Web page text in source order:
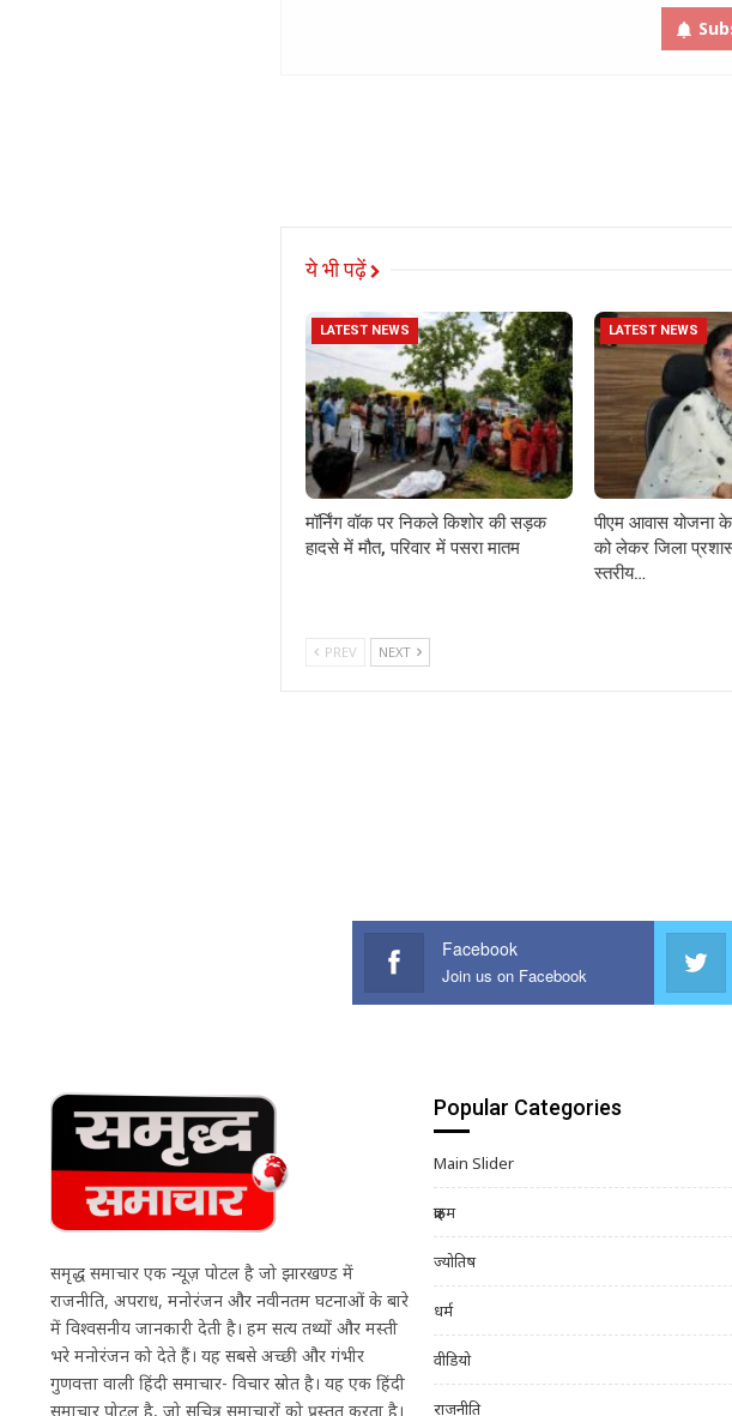
ये भी पढ़ें
LATEST NEWS
मॉर्निंग वॉक पर निकले किशोर की सड़क
हादसे में मौत, परिवार में पसरा मातम
LATEST NEWS
पीएम आवास योजना
को लेकर जिला
स्तरीय…
PREV NEXT
Facebook
Join us on Facebook
समृद्ध समाचार एक न्यूज़ पोर्टल है जो झारखण्ड में
राजनीति, अपराध, मनोरंजन और नवीनतम घटनाओं के बारे
में विश्वसनीय जानकारी देती है। हम सत्य तथ्यों और मस्ती
भरे मनोरंजन को देते हैं। यह सबसे अच्छी और गंभीर
गुणवत्ता वाली हिंदी समाचार- विचार स्रोत है। यह एक हिंदी
समाचार पोर्टल है, जो सचित्र समाचारों को प्रस्तुत करता है।
Popular Categories
Main Slider
क्राइम
ज्योतिष
धर्म
वीडियो
राजनीति